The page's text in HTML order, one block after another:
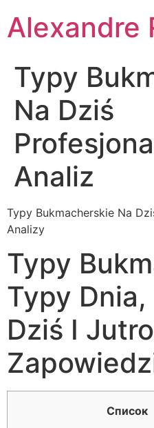
para
Alexandre
Typy
Na Dziś
Analiz
Typy Bukmacherskie Na
Analizy
Typy
Typy
Dziś I Jutro
Список